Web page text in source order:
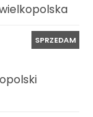
SPRZEDAM